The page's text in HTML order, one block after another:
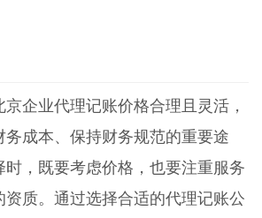
企业代理记账价格合理且灵活，
务成本、保持财务规范的重要途
时，既要考虑价格，也要注重服务
资质。通过选择合适的代理记账公